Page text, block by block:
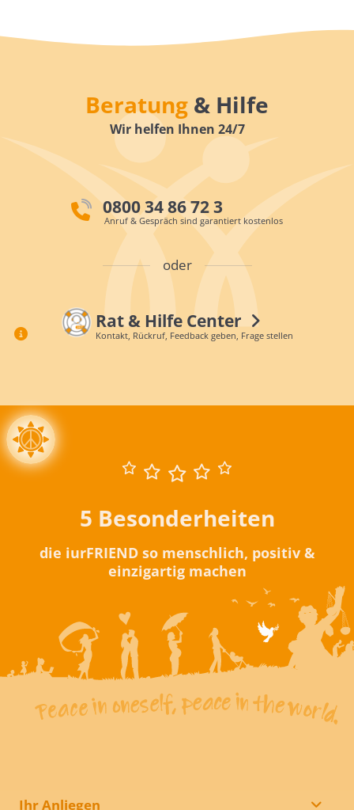
Beratung & Hilfe
Wir helfen Ihnen 24/7
0800 34 86 72 3
Anruf & Gespräch sind garantiert kostenlos
oder
Rat & Hilfe Center
Kontakt, Rückruf, Feedback geben, Frage stellen
5 Besonderheiten
die iurFRIEND so menschlich, positiv &
einzigartig machen
Ihr Anliegen